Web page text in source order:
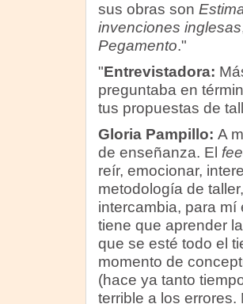
sus obras son
invenciones inglesas
Pegamento."
"Entrevistadora:
preguntaba en
tus propuestas de
Gloria Pampillo: A
de enseñanza. El
reír, emocionar,
metodología de
intercambia, para
tiene que aprender
que se esté todo el
momento de
(hace ya tanto
terrible a los